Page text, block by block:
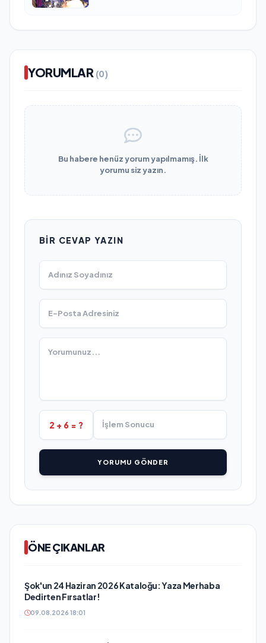
YORUMLAR (0)
Bu habere henüz yorum yapılmamış. İlk
yorumu siz yazın.
BIR CEVAP YAZIN
2 + 6 = ?
YORUMU GÖNDER
ÖNE ÇIKANLAR
Şok'un 24 Haziran 2026 Kataloğu: Yaza Merhaba
Dedirten Fırsatlar!
09.08.2026 18:01